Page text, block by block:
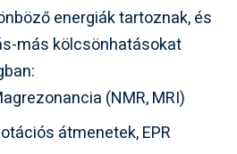
energiák tartoznak, és
más kölcsönhatásokat
(NMR, MRI)
átmenetek, EPR